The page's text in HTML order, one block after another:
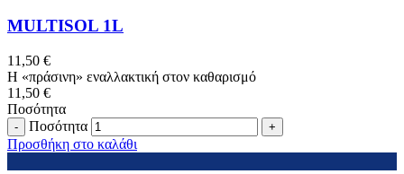
MULTISOL 1L
11,50 €
Η «πράσινη» εναλλακτική στον καθαρισμό
11,50 €
Ποσότητα
Ποσότητα
Προσθήκη στο καλάθι